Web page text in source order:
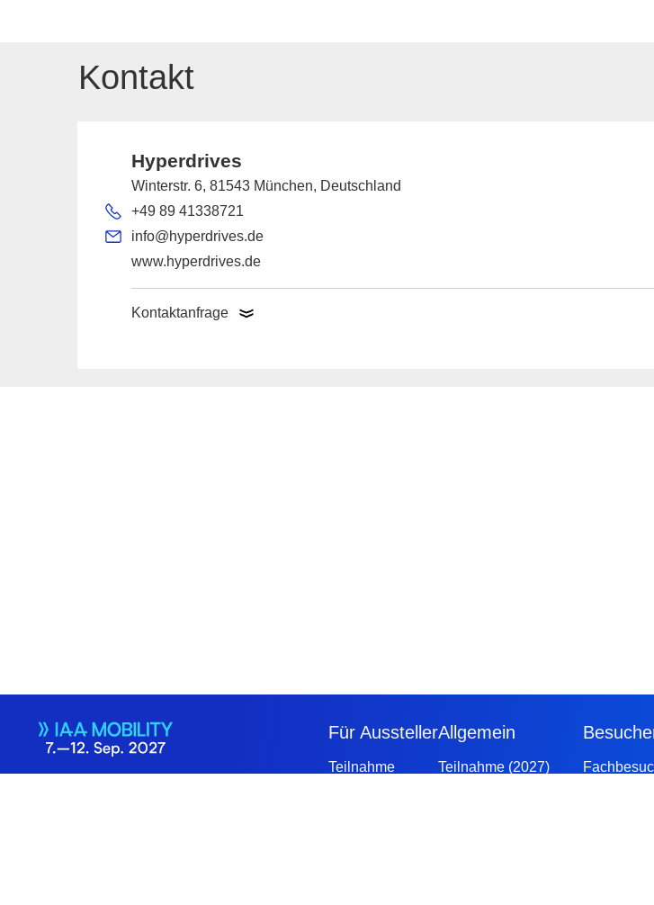
Kontakt
Hyperdrives
Winterstr. 6, 81543 München, Deutschland
+49 89 41338721
info@hyperdrives.de
www.hyperdrives.de
Kontaktanfrage